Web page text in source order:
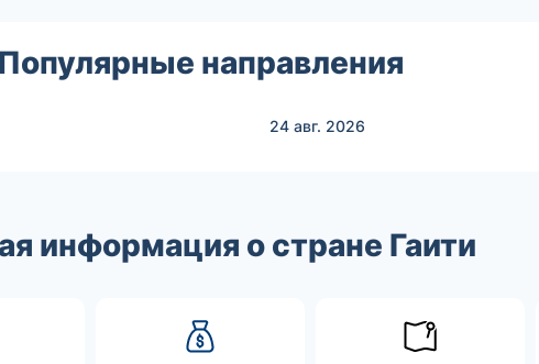
Популярные направления
24 авг. 2026
информация о стране Гаити